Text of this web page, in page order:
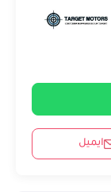
ايميل